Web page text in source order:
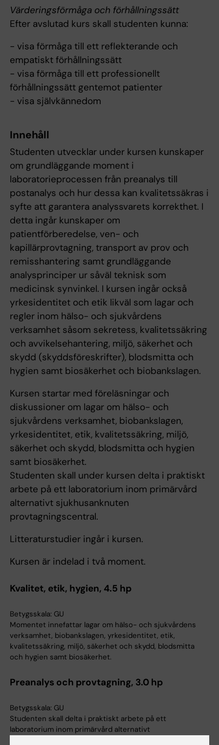
Värderingsförmåga och förhållningssätt
Efter avslutad kurs skall studenten kunna:
- visa förmåga till ett reflekterande och
empatiskt förhållningssätt
- visa förmåga till ett professionellt
förhållningssätt gentemot patienter
- visa självkännedom
Innehåll
Studenten utvecklar under kursen kunskaper
om grundläggande moment i
laboratorieprocessen från preanalys till
postanalys och hur dessa kan kvalitetssäkras i
syfte att garantera analyssvarets korrekthet. I
detta ingår kunskaper om
patientförberedelse, ven- och
kapillärprovtagning, transport av prov och
remisshantering samt grundläggande
analysprinciper ur såväl teknisk som
medicinsk synvinkel. I kursen ingår också
yrkesidentitet och etik likväl som lagar och
regler inom hälso- och sjukvårdens
verksamhet såsom sekretess, kvalitetssäkring
och avvikelsehantering, miljö, säkerhet och
skydd (skyddsföreskrifter), blodsmitta och
hygien samt biosäkerhet och biobankslagen.
Kursen startar med föreläsningar och
diskussioner om lagar om hälso- och
sjukvårdens verksamhet, biobankslagen,
yrkesidentitet, etik, kvalitetssäkring, miljö,
säkerhet och skydd, blodsmitta och hygien
samt biosäkerhet.
Studenten skall under kursen delta i praktiskt
arbete på ett laboratorium inom primärvård
alternativt sjukhusanknuten
provtagningscentral.
Litteraturstudier ingår i kursen.
Kursen är indelad i två moment.
Kvalitet, etik, hygien, 4.5 hp
Betygsskala: GU
Momentet innefattar lagar om hälso- och sjukvårdens
verksamhet, biobankslagen, yrkesidentitet, etik,
kvalitetssäkring, miljö, säkerhet och skydd, blodsmitta
och hygien samt biosäkerhet.
Preanalys och provtagning, 3.0 hp
Betygsskala: GU
Studenten skall delta i praktiskt arbete på ett
laboratorium inom primärvård alternativt